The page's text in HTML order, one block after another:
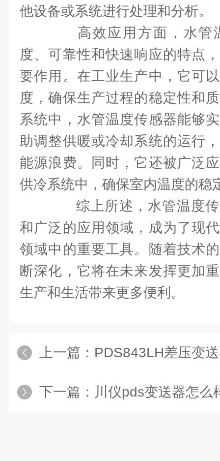
他设备或系统进行处理和分析。
高效应用方面，水管
度、可靠性和快速响应的特点
要作用。在工业生产中，它可
度，确保生产过程的稳定性和
系统中，水管温度传感器能够
助调整供暖或冷却系统的运行
能源浪费。同时，它还被广泛
供冷系统中，确保室内温度的稳
综上所述，水管温度传
和广泛的应用领域，成为了现
领域中的重要工具。随着技术
断深化，它将在未来发挥更加
生产和生活带来更多便利。
上一篇： PDS843LH差压变
下一篇： 川仪pds变送器怎么